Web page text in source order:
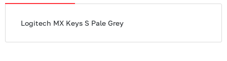
Logitech MX Keys S Pale Grey